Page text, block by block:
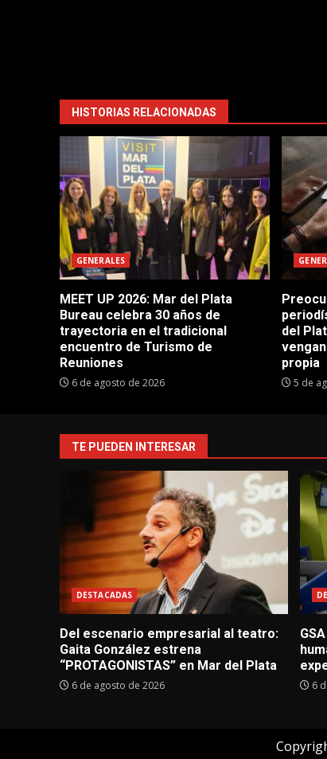
HISTORIAS RELACIONADAS
GENERALES
MEET UP 2026: Mar del Plata
Bureau celebra 30 años de
trayectoria en el tradicional
encuentro de Turismo de
Reuniones
6 de agosto de 2026
del
propia
5 de
TE PUEDEN INTERESAR
DESTACADAS
Del escenario empresarial al teatro:
Gaita González estrena
“PROTAGONISTAS” en Mar del Plata
6 de agosto de 2026 6